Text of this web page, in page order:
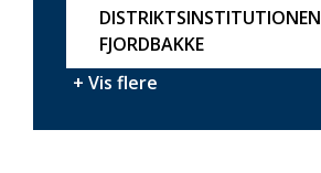
DISTRIKTSINSTITUTIONEN
FJORDBAKKE
+ Vis flere